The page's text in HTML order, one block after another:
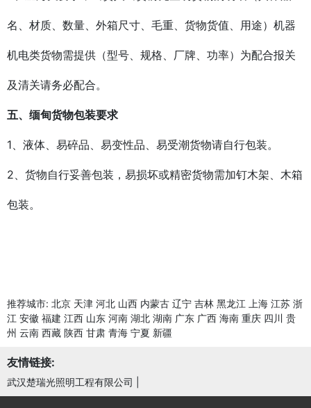
名、材质、数量、外箱尺寸、毛重、货物货值、用途）机器
机电类货物需提供（型号、规格、厂牌、功率）为配合报关
及清关请务必配合。
五、缅甸货物包装要求
1、液体、易碎品、易变性品、易受潮货物请自行包装。
2、货物自行妥善包装，易损坏或精密货物需加钉木架、木箱
包装。
推荐城市: 北京 天津 河北 山西 内蒙古 辽宁 吉林 黑龙江 上海 江苏 浙
江 安徽 福建 江西 山东 河南 湖北 湖南 广东 广西 海南 重庆 四川 贵
州 云南 西藏 陕西 甘肃 青海 宁夏 新疆
友情链接:
武汉楚瑞光照明工程有限公司